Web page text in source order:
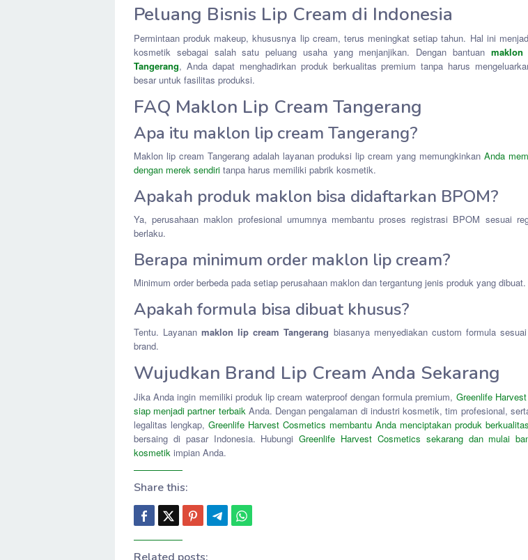
Peluang Bisnis Lip Cream di Indonesia
Permintaan produk makeup, khususnya lip cream, terus meningkat setiap tahun. Hal ini
kosmetik sebagai salah satu peluang usaha yang menjanjikan. Dengan bantuan
Tangerang, Anda dapat menghadirkan produk berkualitas premium tanpa harus
besar untuk fasilitas produksi.
FAQ Maklon Lip Cream Tangerang
Apa itu maklon lip cream Tangerang?
Maklon lip cream Tangerang adalah layanan produksi lip cream yang memungkinkan Anda
dengan merek sendiri tanpa harus memiliki pabrik kosmetik.
Apakah produk maklon bisa didaftarkan BPOM?
Ya, perusahaan maklon profesional umumnya membantu proses registrasi BPOM sesuai
berlaku.
Berapa minimum order maklon lip cream?
Minimum order berbeda pada setiap perusahaan maklon dan tergantung jenis produk yang dibuat.
Apakah formula bisa dibuat khusus?
Tentu. Layananmaklon lip cream Tangerang biasanya menyediakan custom formula
brand.
Wujudkan Brand Lip Cream Anda Sekarang
Jika Anda ingin memiliki produk lip cream waterproof dengan formula premium, Greenlife
siap menjadi partner terbaik Anda. Dengan pengalaman di industri kosmetik, tim profesional,
legalitas lengkap, Greenlife Harvest Cosmetics membantu Anda menciptakan produk berkualitas
bersaing di pasar Indonesia. HubungiGreenlife Harvest Cosmetics sekarang dan mulai
kosmetik impian Anda.
Share this:
Related posts: